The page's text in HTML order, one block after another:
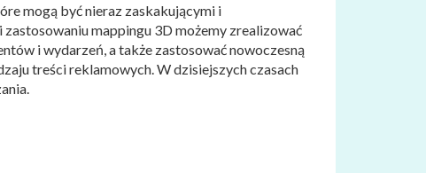
mogą być nieraz zaskakującymi i
mappingu 3D możemy zrealizować
i wydarzeń, a także zastosować nowoczesną
treści reklamowych. W dzisiejszych czasach